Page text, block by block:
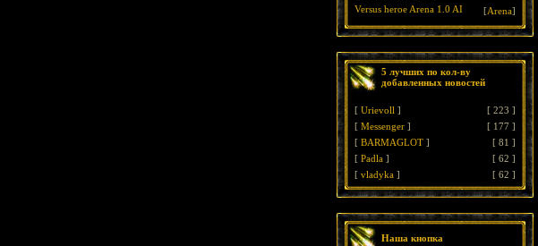
Versus heroe Arena 1.0 AI
[Arena]
5 лучших по кол-ву
добавленных новостей
[ Urievoll ] [ 223 ]
[ Messenger ] [ 177 ]
[ BARMAGLOT ] [ 81 ]
[ Padla ] [ 62 ]
[ vladyka ] [ 62 ]
Наша кнопка